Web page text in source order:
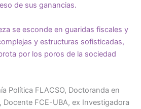
de sus ganancias.
se esconde en guaridas fiscales y
y estructuras sofisticadas,
por los poros de la sociedad
Política FLACSO, Doctoranda en
Docente FCE-UBA, ex Investigadora